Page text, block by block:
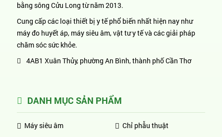
bằng sông Cửu Long từ năm 2013.
Cung cấp các loại thiết bị y tế phổ biến nhất hiện nay như
máy đo huyết áp, máy siêu âm, vật tư y tế và các giải pháp
chăm sóc sức khỏe.
4AB1 Xuân Thủy, phường An Bình, thành phố Cần Thơ
DANH MỤC SẢN PHẨM
Máy siêu âm
Chỉ phẫu thuật